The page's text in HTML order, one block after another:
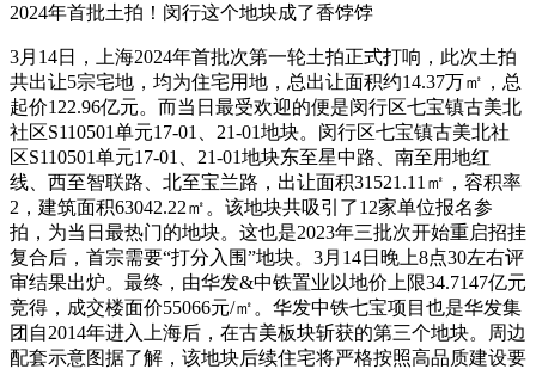
2024年首批土拍！闵行这个地块成了香饽饽
3月14日，上海2024年首批次第一轮土拍正式打响，此次土拍
共出让5宗宅地，均为住宅用地，总出让面积约14.37万㎡，总
起价122.96亿元。而当日最受欢迎的便是闵行区七宝镇古美北
社区S110501单元17-01、21-01地块。闵行区七宝镇古美北社
区S110501单元17-01、21-01地块东至星中路、南至用地红
线、西至智联路、北至宝兰路，出让面积31521.11㎡，容积率
2，建筑面积63042.22㎡。该地块共吸引了12家单位报名参
拍，为当日最热门的地块。这也是2023年三批次开始重启招挂
复合后，首宗需要“打分入围”地块。3月14日晚上8点30左右评
审结果出炉。最终，由华发&中铁置业以地价上限34.7147亿元
竞得，成交楼面价55066元/㎡。华发中铁七宝项目也是华发集
团自2014年进入上海后，在古美板块斩获的第三个地块。周边
配套示意图据了解，该地块后续住宅将严格按照高品质建设要